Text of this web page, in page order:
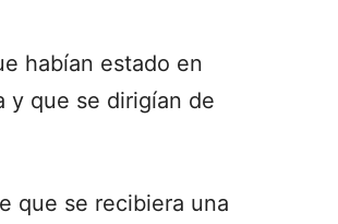
habían estado en
y que se dirigían de
que se recibiera una